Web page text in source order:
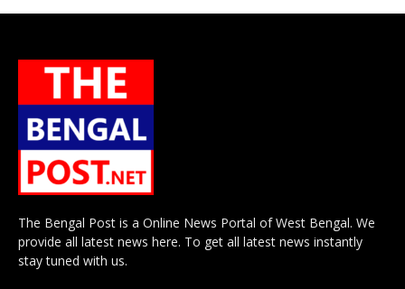
The Bengal Post is a Online News Portal of West Bengal. We
provide all latest news here. To get all latest news instantly
stay tuned with us.